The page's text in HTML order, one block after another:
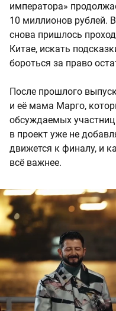
императора»
10 миллионов рублей.
снова пришлось
Китае, искать
бороться за право
После прошлого
и её мама Марго,
обсуждаемых
в проект уже не
движется к финалу, и
всё важнее.